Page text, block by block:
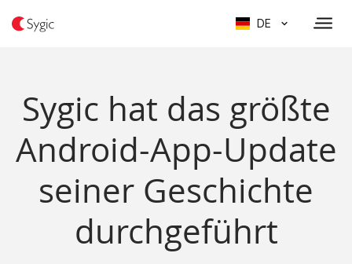
DE
Sygic hat das größte
Android-App-Update
seiner Geschichte
durchgeführt